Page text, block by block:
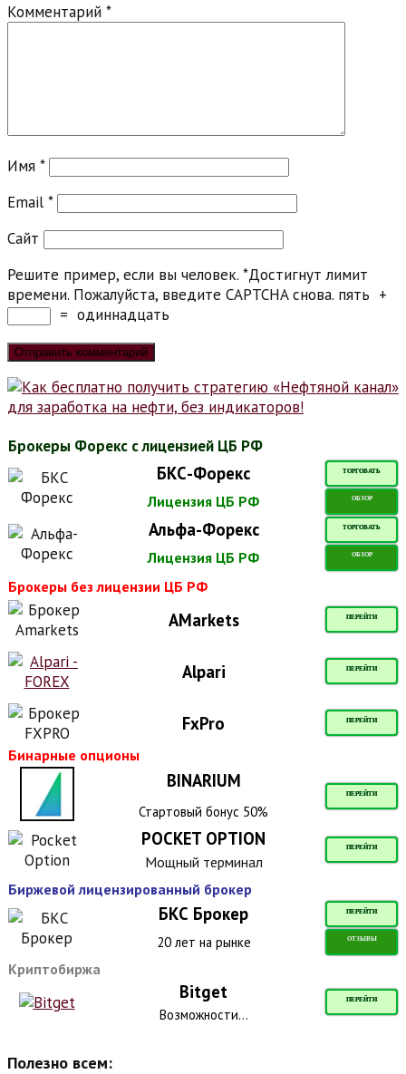
Комментарий *
Имя *
Email *
Сайт
Решите пример, если вы человек. *Достигнут лимит
времени. Пожалуйста, введите CAPTCHA снова. пять +
= одиннадцать
Брокеры Форекс с лицензией ЦБ РФ
БКС-Форекс ТОРГОВАТЬ
Лицензия ЦБ РФ ОБЗОР
Альфа-Форекс ТОРГОВАТЬ
Лицензия ЦБ РФ ОБЗОР
Брокеры без лицензии ЦБ РФ
AMarkets ПЕРЕЙТИ
Alpari ПЕРЕЙТИ
FxPro ПЕРЕЙТИ
Бинарные опционы
BINARIUM
ПЕРЕЙТИ
Стартовый бонус 50%
POCKET OPTION ПЕРЕЙТИ
Мощный терминал
Биржевой лицензированный брокер
БКС Брокер ПЕРЕЙТИ
20 лет на рынке ОТЗЫВЫ
Криптобиржа
Bitget ПЕРЕЙТИ
Возможности...
Полезно всем: